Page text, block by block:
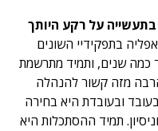
על רקע היותך
בתפקידיי השונים
כמה שנים, ותמיד מתרשמת
הרבה מזה קשור להנהלה
ובעובדת היא בחירה
תמיד ההסתכלות היא